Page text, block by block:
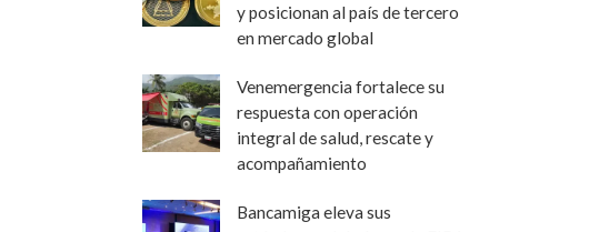
y posicionan al país de tercero
en mercado global
Venemergencia fortalece su
respuesta con operación
integral de salud, rescate y
acompañamiento
Bancamiga eleva sus